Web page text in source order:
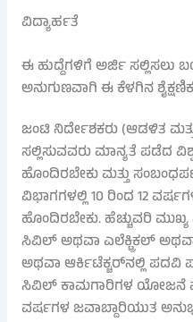
ವಿದ್ಯಾರ್ಹತೆ
ಈ ಹುದ್ದೆಗಳಿಗೆ ಅರ್ಜಿ ಸಲ್ಲಿಸಲು
ಅನುಗುಣವಾಗಿ ಈ ಕೆಳಗಿನ
ಜಂಟಿ ನಿರ್ದೇಶಕರು (ಆಡಳಿತ
ಸಲ್ಲಿಸುವವರು ಮಾನ್ಯತೆ ಪಡೆದ
ಹೊಂದಿರಬೇಕು ಮತ್ತು
ವಿಭಾಗಗಳಲ್ಲಿ 10 ರಿಂದ 12
ಹೊಂದಿರಬೇಕು. ಹೆಚ್ಚುವರಿ
ಸಿವಿಲ್ ಅಥವಾ ಎಲೆಕ್ಟ್ರಿಕಲ್
ಅಥವಾ ಆರ್ಕಿಟೆಕ್ಚರ್‌ನಲ್ಲಿ ಪದವಿ
ಸಿವಿಲ್ ಕಾಮಗಾರಿಗಳ ಯೋಜನೆ
ವರ್ಷಗಳ ಜವಾಬ್ದಾರಿಯುತ